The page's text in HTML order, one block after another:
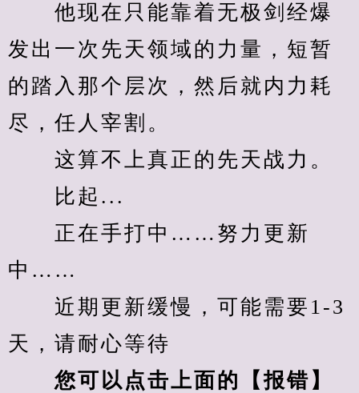
他现在只能靠着无极剑经爆
发出一次先天领域的力量，短暂
的踏入那个层次，然后就内力耗
尽，任人宰割。
这算不上真正的先天战力。
比起...
正在手打中……努力更新
中……
近期更新缓慢，可能需要1-3
天，请耐心等待
您可以点击上面的【报错】